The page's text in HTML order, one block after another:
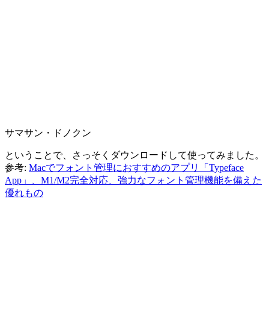
サマサン・ドノクン
ということで、さっそくダウンロードして使ってみました。
参考: Macでフォント管理におすすめのアプリ「Typeface
App」、M1/M2完全対応、強力なフォント管理機能を備えた
優れもの